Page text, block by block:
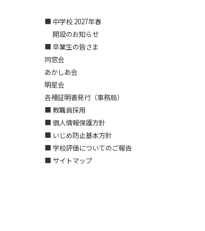
■ 中学校 2027年春
開設のお知らせ
■ 卒業生の皆さま
同窓会
あかしあ会
明星会
各種証明書発行（事務局）
■ 教職員採用
■ 個人情報保護方針
■ いじめ防止基本方針
■ 学校評価についてのご報告
■ サイトマップ